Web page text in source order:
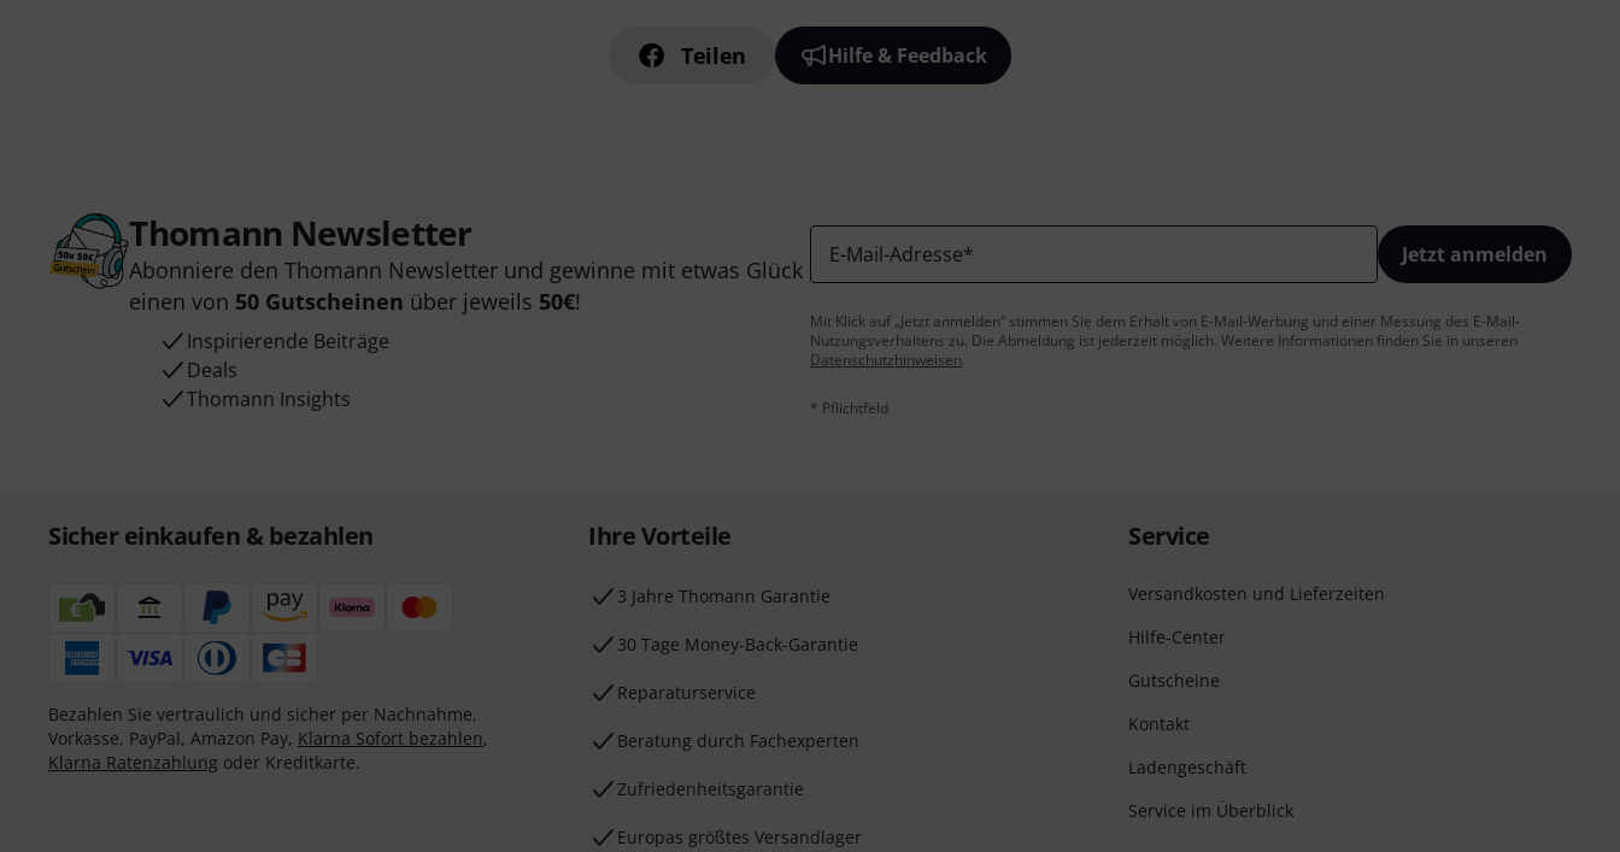
Teilen Hilfe & Feedback
Thomann Newsletter
Abonniere den Thomann Newsletter und gewinne mit etwas Glück
einen von 50 Gutscheinen über jeweils 50€!
Inspirierende Beiträge
Deals
Thomann Insights
E-Mail-Adresse* Jetzt anmelden
Mit Klick auf „Jetzt anmelden“ stimmen Sie dem Erhalt von E-Mail-Werbung und einer Messung des E-Mail-
Nutzungsverhaltens zu. Die Abmeldung ist jederzeit möglich. Weitere Informationen finden Sie in unseren
Datenschutzhinweisen.
* Pflichtfeld
Sicher einkaufen & bezahlen
Bezahlen Sie vertraulich und sicher per Nachnahme,
Vorkasse, PayPal, Amazon Pay, Klarna Sofort bezahlen,
Klarna Ratenzahlung oder Kreditkarte.
Ihre Vorteile
3 Jahre Thomann Garantie
30 Tage Money-Back-Garantie
Reparaturservice
Beratung durch Fachexperten
Zufriedenheitsgarantie
Europas größtes Versandlager
Service
Versandkosten und Lieferzeiten
Hilfe-Center
Gutscheine
Kontakt
Ladengeschäft
Service im Überblick